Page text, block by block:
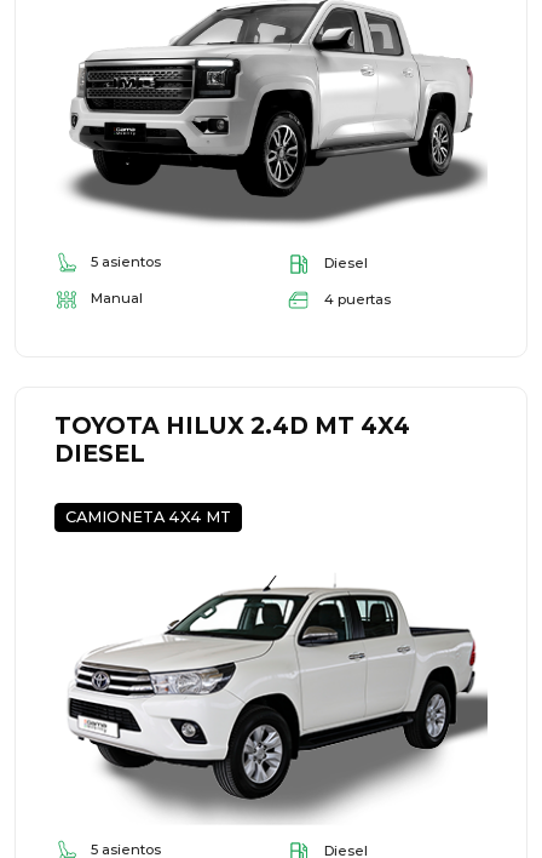
5 asientos Diesel
Manual 4 puertas
TOYOTA HILUX 2.4D MT 4X4
DIESEL
CAMIONETA 4X4 MT
5 asientos Diesel